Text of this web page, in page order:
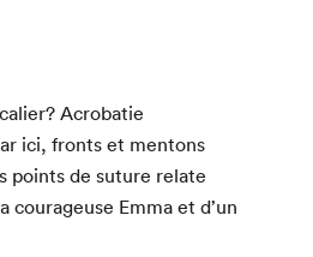
Acro­batie
ici, fronts et men­tons
points de suture relate
courageuse Emma et d’un